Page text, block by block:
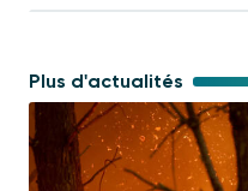
Plus d'actualités